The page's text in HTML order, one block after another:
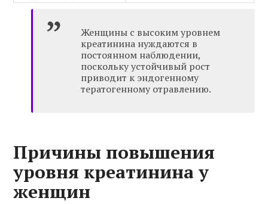
Женщины с высоким уровнем
креатинина нуждаются в
постоянном наблюдении,
поскольку устойчивый рост
приводит к эндогенному
тератогенному отравлению.
Причины повышения
уровня креатинина у
женщин